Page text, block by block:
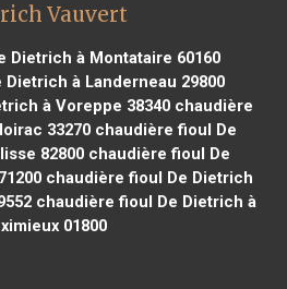
Vauvert
Dietrich à Montataire 60160
à Landerneau 29800
à Voreppe 38340 chaudière
33270 chaudière fioul De
82800chaudière fioul De
chaudière fioul De Dietrich
chaudière fioul De Dietrich à
01800